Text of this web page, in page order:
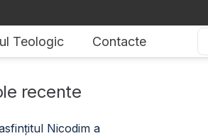
Teologic Contacte
recente
Nicodim a